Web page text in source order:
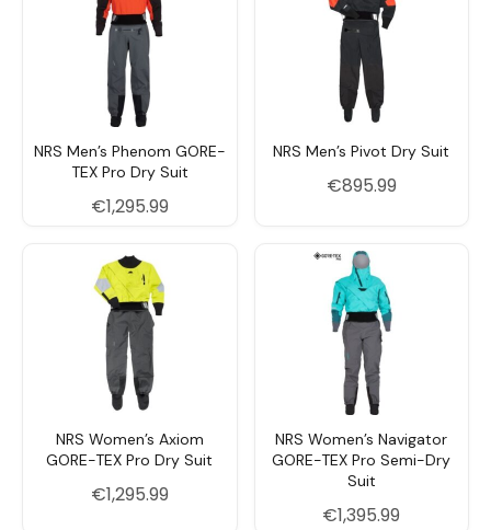
NRS Men’s Phenom GORE-
TEX Pro Dry Suit
€1,295.99
NRS Men’s Pivot Dry Suit
€895.99
NRS Women’s Axiom
GORE-TEX Pro Dry Suit
€1,295.99
NRS Women’s Navigator
GORE-TEX Pro Semi-Dry
Suit
€1,395.99